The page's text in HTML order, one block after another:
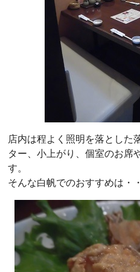
店内は程よく照明を落とした
ター、小上がり、個室のお席
す。
そんな白帆でのおすすめは・